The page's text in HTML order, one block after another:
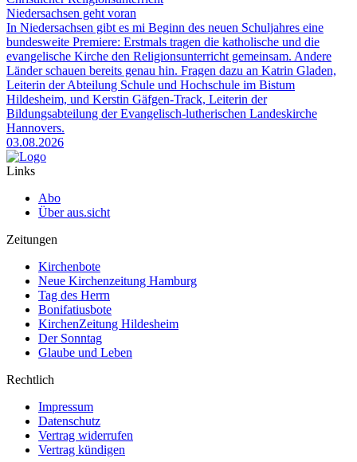
Niedersachsen geht voran
In Niedersachsen gibt es mi Beginn des neuen Schuljahres eine
bundesweite Premiere: Erstmals tragen die katholische und die
evangelische Kirche den Religionsunterricht gemeinsam. Andere
Länder schauen bereits genau hin. Fragen dazu an Katrin Gladen,
Leiterin der Abteilung Schule und Hochschule im Bistum
Hildesheim, und Kerstin Gäfgen-Track, Leiterin der
Bildungsabteilung der Evangelisch-lutherischen Landeskirche
Hannovers.
03.08.2026
Links
Abo
Über aus.sicht
Zeitungen
Kirchenbote
Neue Kirchenzeitung Hamburg
Tag des Herrn
Bonifatiusbote
KirchenZeitung Hildesheim
Der Sonntag
Glaube und Leben
Rechtlich
Impressum
Datenschutz
Vertrag widerrufen
Vertrag kündigen